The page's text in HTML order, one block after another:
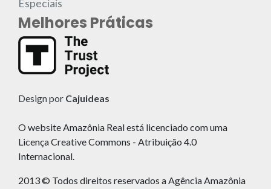
Especiais
Melhores Práticas
Design por Cajuideas
O website Amazônia Real está licenciado com uma
Licença Creative Commons - Atribuição 4.0
Internacional.
2013 © Todos direitos reservados a Agência Amazônia